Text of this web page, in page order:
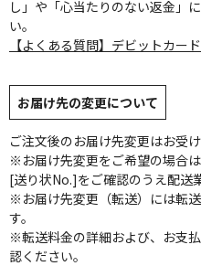
し」や「心当たりのない返金」
い。
【よくある質問】デビットカー
お届け先の変更について
ご注文後のお届け先変更はお受け
※お届け先変更をご希望の場合
[送り状No.]をご確認のうえ配送
※お届け先変更（転送）には転
す。
※転送料金の詳細および、お支
認ください。